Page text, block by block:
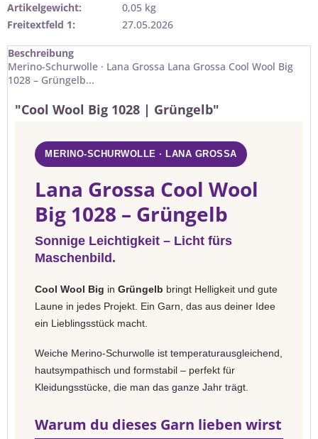
Artikelgewicht:
0,05 kg
Freitextfeld 1:
27.05.2026
Beschreibung
Merino-Schurwolle · Lana Grossa Lana Grossa Cool Wool Big
1028 – Grüngelb...
"Cool Wool Big 1028 | Grüngelb"
MERINO-SCHURWOLLE · LANA GROSSA
Lana Grossa Cool Wool
Big 1028 – Grüngelb
Sonnige Leichtigkeit – Licht fürs
Maschenbild.
Cool Wool Big in Grüngelb bringt Helligkeit und gute
Laune in jedes Projekt. Ein Garn, das aus deiner Idee
ein Lieblingsstück macht.
Weiche Merino-Schurwolle ist temperaturausgleichend,
hautsympathisch und formstabil – perfekt für
Kleidungsstücke, die man das ganze Jahr trägt.
Warum du dieses Garn lieben wirst